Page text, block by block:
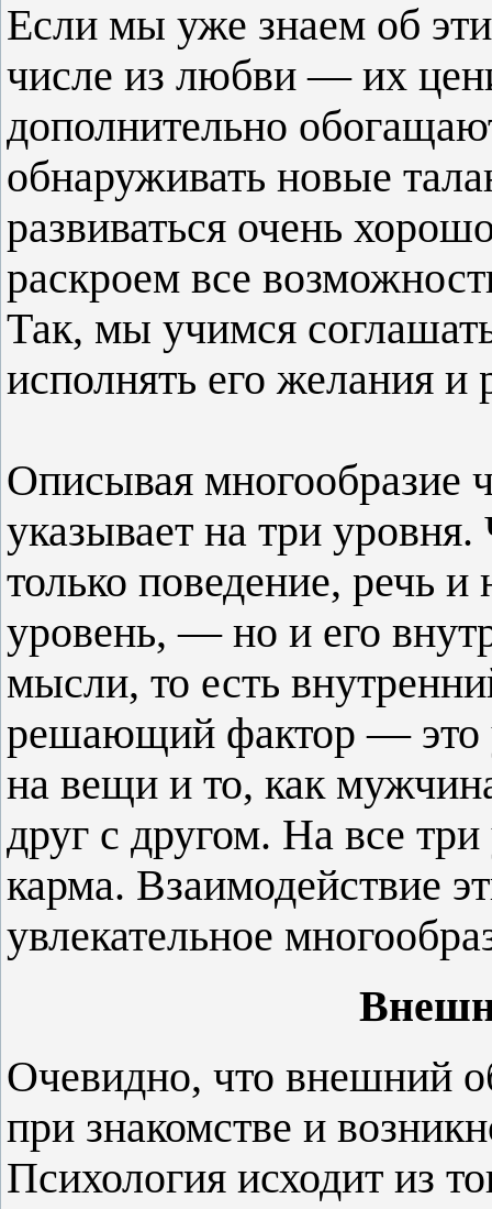
Если мы уже знаем об
числе из любви — их
дополнительно
обнаруживать новые
развиваться очень
раскроем все
Так, мы учимся
исполнять его желания и
Описывая многообразие
указывает на три
только поведение, речь
уровень, — но и его
мысли, то есть
решающий фактор — это
на вещи и то, как
друг с другом. На все
карма. Взаимодействие
увлекательное
Очевидно, что внешний
при знакомстве и
Психология исходит из